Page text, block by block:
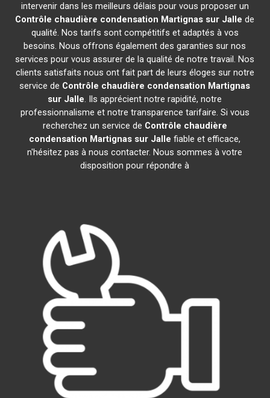
intervenir dans les meilleurs délais pour vous proposer un
Contrôle chaudière condensation Martignas sur Jalle de
qualité. Nos tarifs sont compétitifs et adaptés à vos
besoins. Nous offrons également des garanties sur nos
services pour vous assurer de la qualité de notre travail. Nos
clients satisfaits nous ont fait part de leurs éloges sur notre
service de Contrôle chaudière condensation Martignas
sur Jalle. Ils apprécient notre rapidité, notre
professionnalisme et notre transparence tarifaire. Si vous
recherchez un service de Contrôle chaudière
condensation Martignas sur Jalle fiable et efficace,
n'hésitez pas à nous contacter. Nous sommes à votre
disposition pour répondre à